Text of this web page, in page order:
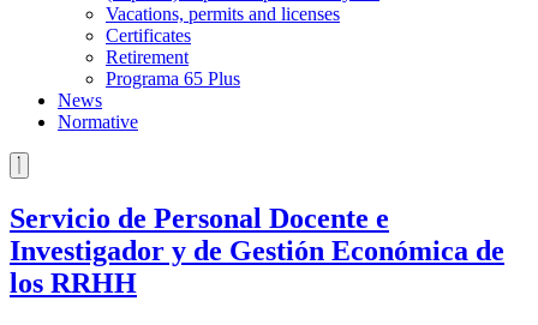
Vacations, permits and licenses
Certificates
Retirement
Programa 65 Plus
News
Normative
Servicio de Personal Docente e
Investigador y de Gestión Económica de
los RRHH